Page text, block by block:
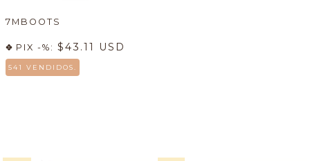
7MBOOTS
PIX -%: $43.11 USD
541 VENDIDOS.